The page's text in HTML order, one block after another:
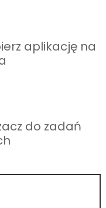
aplikację na
do zadań